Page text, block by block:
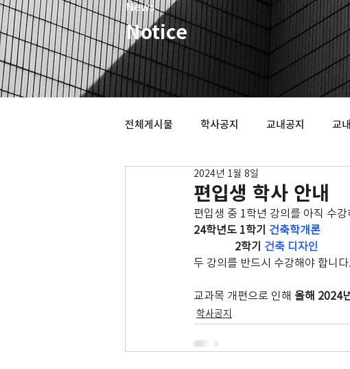
News
Notice
전체게시물 학사공지 교내공지 교
편입생 학사 안내
2024년 1월 8일
편입생 중 1학년 강의를 아직 수
24학년도 1학기 건축학개론
               2학기
건축 디자인
두 강의를 반드시 수강해야 합니다.
교과목 개편으로 인해 올해 2024
학사공지